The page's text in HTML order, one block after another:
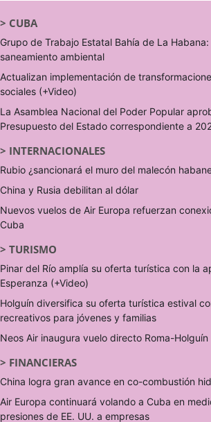
> CUBA
Grupo de Trabajo Estatal Bahía de La
saneamiento ambiental
Actualizan implementación de
sociales (+Video)
La Asamblea Nacional del Poder Popular
Presupuesto del Estado correspondiente a
> INTERNACIONALES
Rubio ¿sancionará el muro del malecón
China y Rusia debilitan al dólar
Nuevos vuelos de Air Europa refuerzan
Cuba
> TURISMO
Pinar del Río amplía su oferta turística con la
Esperanza (+Video)
Holguín diversifica su oferta turística estival
recreativos para jóvenes y familias
Neos Air inaugura vuelo directo Roma-Holguín
> FINANCIERAS
China logra gran avance en co-combustión
Air Europa continuará volando a Cuba en
presiones de EE. UU. a empresas